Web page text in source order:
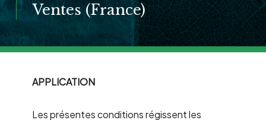
Ventes (France)
APPLICATION
Les présentes conditions régissent les